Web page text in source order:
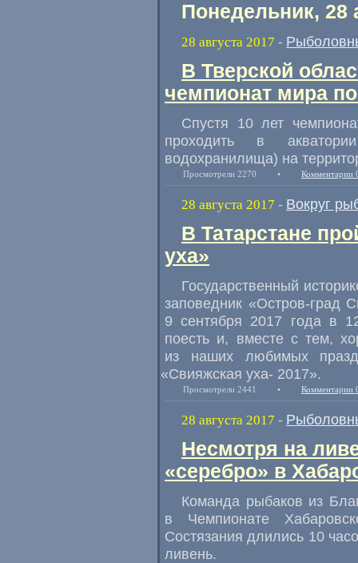
Понедельник, 28
28 августа 2017 -
В Тверской
чемпионат мира
Спустя 10 лет
проходить в
водохранилища) на
Просмотрели 2270 • Комментарии
28 августа 2017 - Вокруг
В Татарстане
уха»
Государственный
заповедник «Остров-град
9 сентября 2017 года в
поесть и, вместе с тем,
из наших любимых
«Свияжская уха- 2017».
Просмотрели 2441 • Комментарии
28 августа 2017 -
Несмотря на
«серебро» в
Команда рыбаков из
в Чемпионате
Состязания длились 10
ливень.